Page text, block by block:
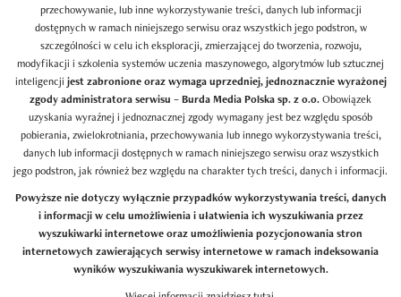
przechowywanie, lub inne wykorzystywanie treści, danych lub informacji
dostępnych w ramach niniejszego serwisu oraz wszystkich jego podstron, w
szczególności w celu ich eksploracji, zmierzającej do tworzenia, rozwoju,
modyfikacji i szkolenia systemów uczenia maszynowego, algorytmów lub sztucznej
inteligencji jest zabronione oraz wymaga uprzedniej, jednoznacznie wyrażonej
zgody administratora serwisu – Burda Media Polska sp. z o.o.Obowiązek
uzyskania wyraźnej i jednoznacznej zgody wymagany jest bez względu sposób
pobierania, zwielokrotniania, przechowywania lub innego wykorzystywania treści,
danych lub informacji dostępnych w ramach niniejszego serwisu oraz wszystkich
jego podstron, jak również bez względu na charakter tych treści, danych i informacji.
Powyższe nie dotyczy wyłącznie przypadków wykorzystywania treści, danych
i informacji w celu umożliwienia i ułatwienia ich wyszukiwania przez
wyszukiwarki internetowe oraz umożliwienia pozycjonowania stron
internetowych zawierających serwisy internetowe w ramach indeksowania
wyników wyszukiwania wyszukiwarek internetowych.